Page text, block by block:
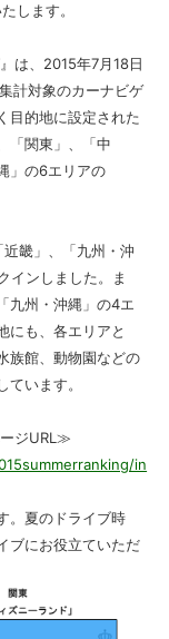
します。
は、2015年7月18日
計対象のカーナビゲ
目的地に設定された
「関東」、「中
」の6エリアの
畿」、「九州・沖
インしました。ま
九州・沖縄」の4エ
にも、各エリアと
族館、動物園などの
います。
ジURL≫
in
。夏のドライブ時
ブにお役立ていただ